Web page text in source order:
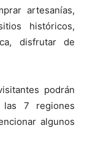
artesanías,
históricos,
disfrutar de
podrán
las 7 regiones
algunos